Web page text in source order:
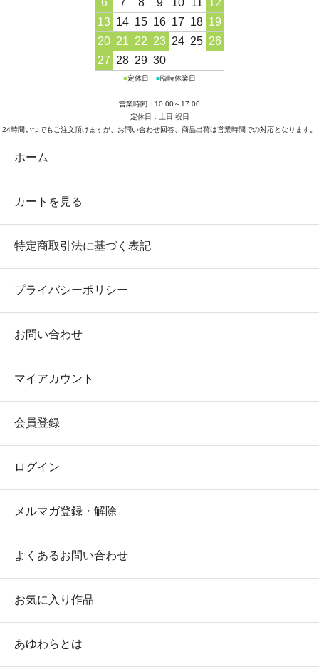
13 14 15 16 17 18 19
20 21 22 23 24 25 26
27 28 29 30
■定休日 ■臨時休業日
営業時間：10:00～17:00
定休日：土日 祝日
24時間いつでもご注文頂けますが、お問い合わせ回答、商品出荷は営業時間での対応となります。
ホーム
カートを見る
特定商取引法に基づく表記
プライバシーポリシー
お問い合わせ
マイアカウント
会員登録
ログイン
メルマガ登録・解除
よくあるお問い合わせ
お気に入り作品
あゆわらとは